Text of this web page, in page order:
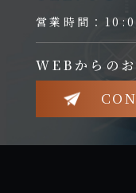
営業時間：
WEBからの